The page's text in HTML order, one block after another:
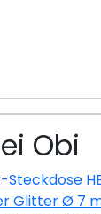
Obi
Steckdose
Glitter Ø 7